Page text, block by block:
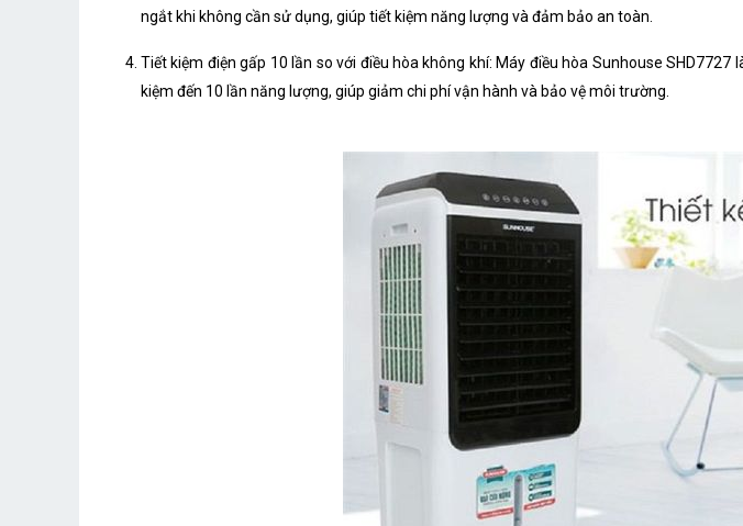
Thương hiệu SUNHOUSE
ngắt khi không cần sử dụng, giúp tiết kiệm năng lượng và đảm bảo an toàn.
Tiết kiệm điện gấp 10 lần so với điều hòa không khí: Máy điều hòa Sunhouse
kiệm đến 10 lần năng lượng, giúp giảm chi phí vận hành và bảo vệ môi trường.